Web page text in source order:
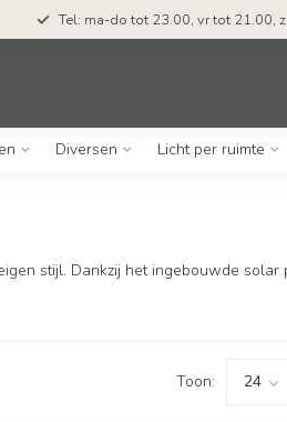
Tel: ma-do tot 23.00, vr tot 21.00,
Diversen Licht per ruimte
stijl. Dankzij het ingebouwde
Toon: